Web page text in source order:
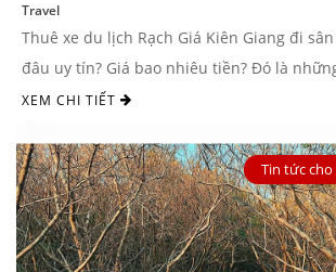
Travel
Thuê xe du lịch Rạch Giá Kiên Giang đi
đâu uy tín? Giá bao nhiêu tiền? Đó là
nhiều du khách ...
XEM CHI TIẾT
Tin tức cho